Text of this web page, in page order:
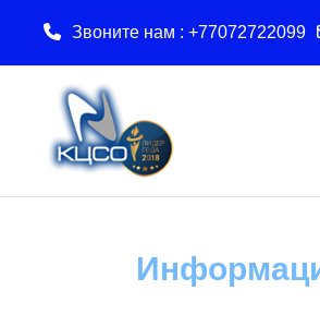
Звоните нам : +77072722099